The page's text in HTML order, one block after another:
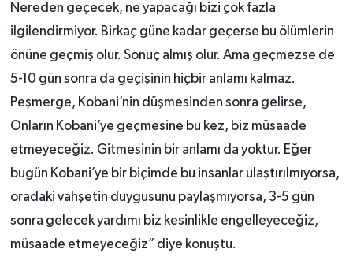
Nereden geçecek, ne yapacağı bizi çok fazla
ilgilendirmiyor. Birkaç güne kadar geçerse bu ölümlerin
önüne geçmiş olur. Sonuç almış olur. Ama geçmezse de
5-10 gün sonra da geçişinin hiçbir anlamı kalmaz.
Peşmerge, Kobani’nin düşmesinden sonra gelirse,
Onların Kobani’ye geçmesine bu kez, biz müsaade
etmeyeceğiz. Gitmesinin bir anlamı da yoktur. Eğer
bugün Kobani’ye bir biçimde bu insanlar ulaştırılmıyorsa,
oradaki vahşetin duygusunu paylaşmıyorsa, 3-5 gün
sonra gelecek yardımı biz kesinlikle engelleyeceğiz,
müsaade etmeyeceğiz” diye konuştu.